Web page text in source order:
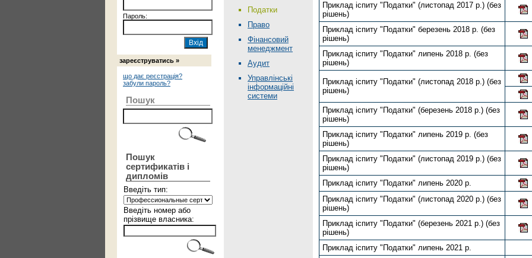
Пароль:
зареєструватись »
що дає реєстрація?
забули пароль?
Пошук
Пошук
сертификатів і
дипломів
Введіть тип:
Введіть номер або
прізвище власника:
Податки
Право
Фінансовий
менеджмент
Аудит
Управлінські
інформаційні
системи
Приклад іспиту "Податки" (листопад 2017 р.) (без
рішень)
Приклад іспиту "Податки" березень 2018 р. (без
рішень)
Приклад іспиту "Податки" липень 2018 р. (без
рішень)
Приклад іспиту "Податки" (листопад 2018 р.) (без
рішень)
Приклад іспиту "Податки" (березень 2018 р.) (без
рішень)
Приклад іспиту "Податки" липень 2019 р. (без
рішень)
Приклад іспиту "Податки" (листопад 2019 р.) (без
рішень)
Приклад іспиту "Податки" липень 2020 р.
Приклад іспиту "Податки" (листопад 2020 р.) (без
рішень)
Приклад іспиту "Податки" (березень 2021 р.) (без
рішень)
Приклад іспиту "Податки" липень 2021 р.